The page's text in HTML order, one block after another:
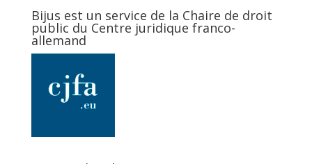
Bijus est un service de la Chaire de droit
public du Centre juridique franco-
allemand